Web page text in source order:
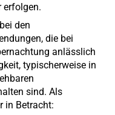
erfolgen.
den
die bei
anlässlich
typischerweise in
sind. Als
in Betracht: